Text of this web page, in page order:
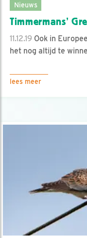
Nieuws
Timmermans’
11.12.19 Ook in
het nog altijd te
lees meer